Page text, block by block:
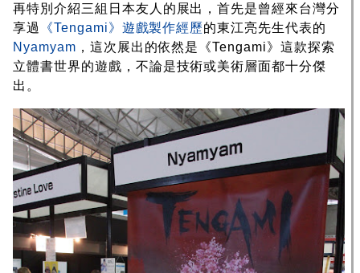
再特別介紹三組日本友人的展出，首先是曾經來台灣分
享過
《Tengami》遊戲製作經歷的東江亮先生代表的
Nyamyam ，這次展出的依然是《Tengami》這款探索
立體書世界的遊戲，不論是技術或美術層面都十分傑
出。